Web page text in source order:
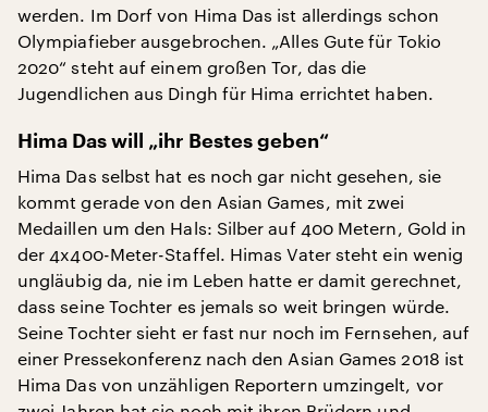
werden. Im Dorf von Hima Das ist allerdings schon
Olympiafieber ausgebrochen. „Alles Gute für Tokio
2020“ steht auf einem großen Tor, das die
Jugendlichen aus Dingh für Hima errichtet haben.
Hima Das will „ihr Bestes geben“
Hima Das selbst hat es noch gar nicht gesehen, sie
kommt gerade von den Asian Games, mit zwei
Medaillen um den Hals: Silber auf 400 Metern, Gold in
der 4x400-Meter-Staffel. Himas Vater steht ein wenig
ungläubig da, nie im Leben hatte er damit gerechnet,
dass seine Tochter es jemals so weit bringen würde.
Seine Tochter sieht er fast nur noch im Fernsehen, auf
einer Pressekonferenz nach den Asian Games 2018 ist
Hima Das von unzähligen Reportern umzingelt, vor